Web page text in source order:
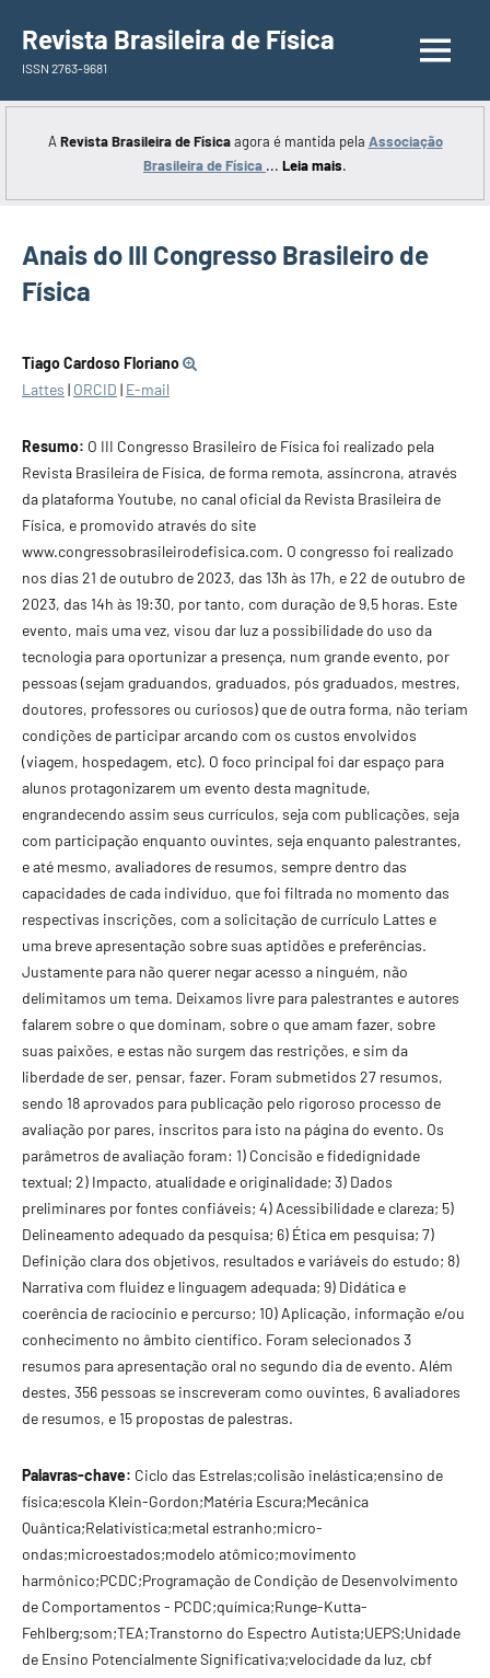
para
conteúdo
Revista Brasileira de Física
ISSN 2763-9681
A Revista Brasileira de Físicaagora é mantida pela Associação
Brasileira de Física ... Leia mais.
Anais do III Congresso Brasileiro de
Física
Tiago Cardoso Floriano
Lattes | ORCID | E-mail
Resumo: O III Congresso Brasileiro de Física foi realizado pela
Revista Brasileira de Física, de forma remota, assíncrona, através
da plataforma Youtube, no canal oficial da Revista Brasileira de
Física, e promovido através do site
www.congressobrasileirodefisica.com. O congresso foi realizado
nos dias 21 de outubro de 2023, das 13h às 17h, e 22 de outubro de
2023, das 14h às 19:30, por tanto, com duração de 9,5 horas. Este
evento, mais uma vez, visou dar luz a possibilidade do uso da
tecnologia para oportunizar a presença, num grande evento, por
pessoas (sejam graduandos, graduados, pós graduados, mestres,
doutores, professores ou curiosos) que de outra forma, não teriam
condições de participar arcando com os custos envolvidos
(viagem, hospedagem, etc). O foco principal foi dar espaço para
alunos protagonizarem um evento desta magnitude,
engrandecendo assim seus currículos, seja com publicações, seja
com participação enquanto ouvintes, seja enquanto palestrantes,
e até mesmo, avaliadores de resumos, sempre dentro das
capacidades de cada indivíduo, que foi filtrada no momento das
respectivas inscrições, com a solicitação de currículo Lattes e
uma breve apresentação sobre suas aptidões e preferências.
Justamente para não querer negar acesso a ninguém, não
delimitamos um tema. Deixamos livre para palestrantes e autores
falarem sobre o que dominam, sobre o que amam fazer, sobre
suas paixões, e estas não surgem das restrições, e sim da
liberdade de ser, pensar, fazer. Foram submetidos 27 resumos,
sendo 18 aprovados para publicação pelo rigoroso processo de
avaliação por pares, inscritos para isto na página do evento. Os
parâmetros de avaliação foram: 1) Concisão e fidedignidade
textual; 2) Impacto, atualidade e originalidade; 3) Dados
preliminares por fontes confiáveis; 4) Acessibilidade e clareza; 5)
Delineamento adequado da pesquisa; 6) Ética em pesquisa; 7)
Definição clara dos objetivos, resultados e variáveis do estudo; 8)
Narrativa com fluidez e linguagem adequada; 9) Didática e
coerência de raciocínio e percurso; 10) Aplicação, informação e/ou
conhecimento no âmbito científico. Foram selecionados 3
resumos para apresentação oral no segundo dia de evento. Além
destes, 356 pessoas se inscreveram como ouvintes, 6 avaliadores
de resumos, e 15 propostas de palestras.
Palavras-chave: Ciclo das Estrelas;colisão inelástica;ensino de
física;escola Klein-Gordon;Matéria Escura;Mecânica
Quântica;Relativística;metal estranho;micro-
ondas;microestados;modelo atômico;movimento
harmônico;PCDC;Programação de Condição de Desenvolvimento
de Comportamentos - PCDC;química;Runge-Kutta-
Fehlberg;som;TEA;Transtorno do Espectro Autista;UEPS;Unidade
de Ensino Potencialmente Significativa;velocidade da luz, cbf